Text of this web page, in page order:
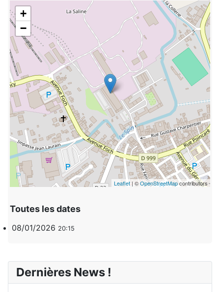
+
−
Leaflet| ©OpenStreetMapcontributors
Toutes les dates
08/01/2026 20:15
Dernières News !